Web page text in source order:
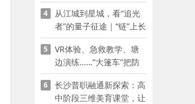
4
从江城到星城，看“追光
者”的量子征途｜“链”上长
沙 “才”够硬核
5
VR体验、急救教学、塘
边演练……“大篷车”把防
溺水课堂搬到乡村青少年
家门口
6
长沙普职融通新探索：高
中阶段三维美育课堂，让